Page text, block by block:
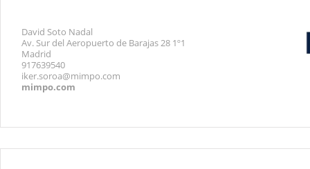
David Soto Nadal
Av. Sur del Aeropuerto de Barajas 28 1º1
Madrid
917639540
iker.soroa@mimpo.com
mimpo.com